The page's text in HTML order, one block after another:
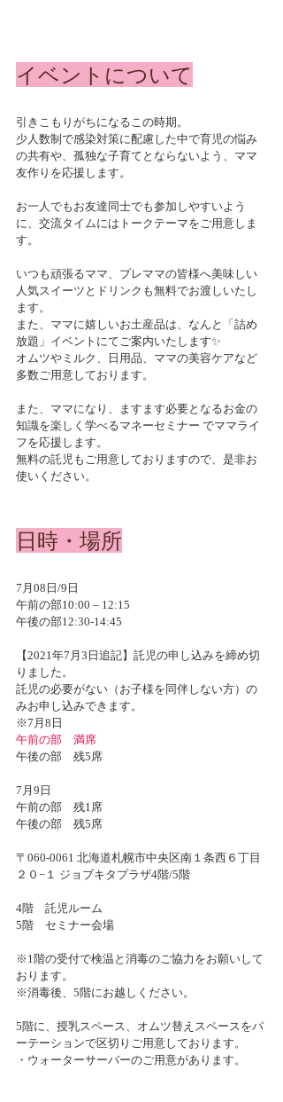
イベントについて
引きこもりがちになるこの時期。
少人数制で感染対策に配慮した中で育児の悩み
の共有や、孤独な子育てとならないよう、ママ
友作りを応援します。
お一人でもお友達同士でも参加しやすいよう
に、交流タイムにはトークテーマをご用意しま
す。
いつも頑張るママ、プレママの皆様へ美味しい
人気スイーツとドリンクも無料でお渡しいたし
ます。
また、ママに嬉しいお土産品は、なんと「詰め
放題」イベントにてご案内いたします✨
オムツやミルク、日用品、ママの美容ケアなど
多数ご用意しております。
また、ママになり、ますます必要となるお金の
知識を楽しく学べるマネーセミナー でママライ
フを応援します。
無料の託児もご用意しておりますので、是非お
使いください。
日時・場所
7月08日/9日
午前の部10:00 – 12:15
午後の部12:30-14:45
【2021年7月3日追記】託児の申し込みを締め切
りました。
託児の必要がない（お子様を同伴しない方）の
みお申し込みできます。
※7月8日
午前の部　満席
午後の部　残5席
7月9日
午前の部　残1席
午後の部　残5席
〒060-0061 北海道札幌市中央区南１条西６丁目
２０−１ ジョブキタプラザ4階/5階
4階　託児ルーム
5階　セミナー会場
※1階の受付で検温と消毒のご協力をお願いして
おります。
※消毒後、5階にお越しください。
5階に、授乳スペース、オムツ替えスペースをパ
ーテーションで区切りご用意しております。
・ウォーターサーバーのご用意があります。